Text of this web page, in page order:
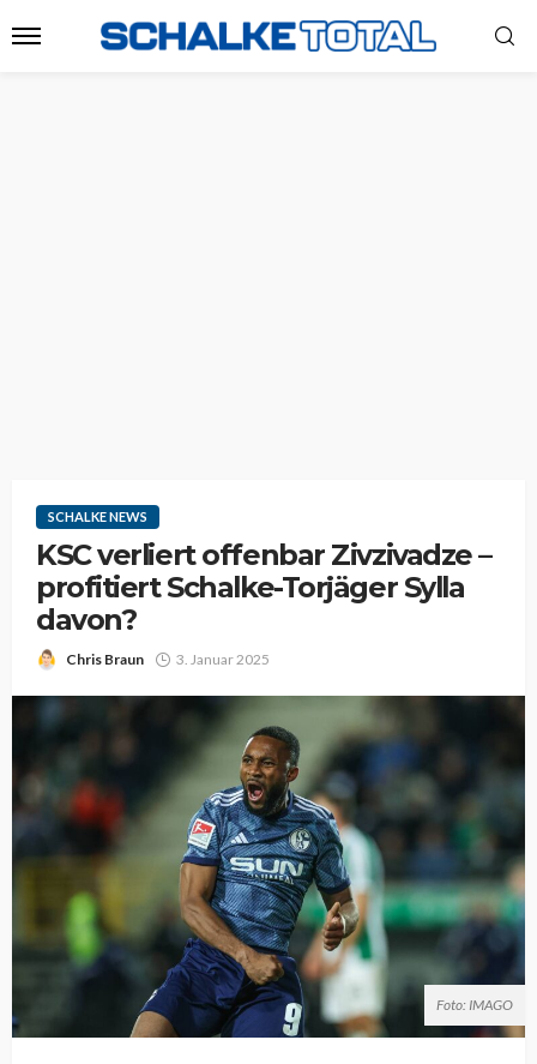
SCHALKE NEWS
KSC verliert offenbar Zivzivadze –
profitiert Schalke-Torjäger Sylla
davon?
Chris Braun 3. Januar 2025
Foto: IMAGO